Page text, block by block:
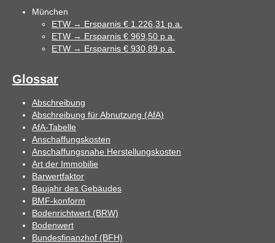
München
ETW → Ersparnis € 1.226,31 p.a.
ETW → Ersparnis € 969,50 p.a.
ETW → Ersparnis € 930,89 p.a.
Glossar
Abschreibung
Abschreibung für Abnutzung (AfA)
AfA-Tabelle
Anschaffungskosten
Anschaffungsnahe Herstellungskosten
Art der Immobilie
Barwertfaktor
Baujahr des Gebäudes
BMF-konform
Bodenrichtwert (BRW)
Bodenwert
Bundesfinanzhof (BFH)